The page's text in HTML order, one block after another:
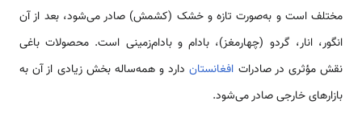
مختلف است و به‌صورت تازه و خشک (کشمش) صادر می‌شود، بعد از آن
انگور، انار، گردو (چهارمغز)، بادام و بادام‌زمینی است. محصولات باغی
نقش مؤثری در صادرات افغانستاندارد و همه‌ساله بخش زیادی از آن به
بازارهای خارجی صادر می‌شود.